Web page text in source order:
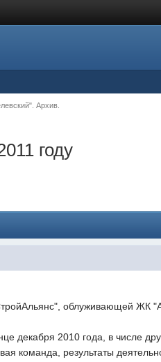
Архив.
году
облуживающей ЖК
декабря 2010 года, в числе
команда, результаты